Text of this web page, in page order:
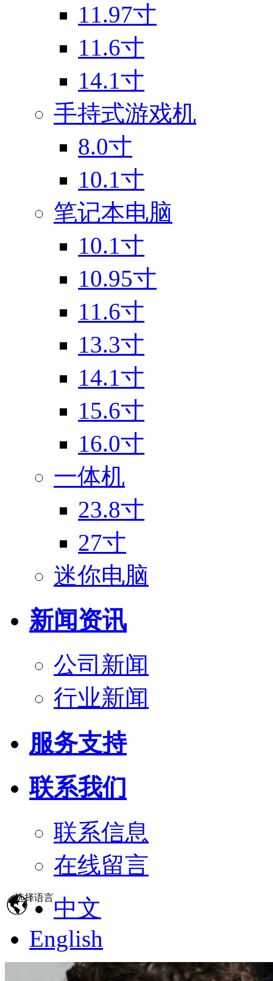
11.97寸
11.6寸
14.1寸
手持式游戏机
8.0寸
10.1寸
笔记本电脑
10.1寸
10.95寸
11.6寸
13.3寸
14.1寸
15.6寸
16.0寸
一体机
23.8寸
27寸
迷你电脑
新闻资讯
公司新闻
行业新闻
服务支持
联系我们
联系信息
在线留言
选择语言中文
English